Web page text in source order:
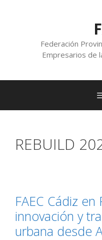
Federación
Empresarios de
REBUILD
FAEC Cádiz en
innovación y
urbana desde